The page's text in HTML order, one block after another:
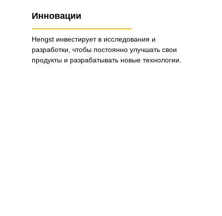
Инновации
Hengst инвестирует в исследования и
разработки, чтобы постоянно улучшать свои
продукты и разрабатывать новые технологии.